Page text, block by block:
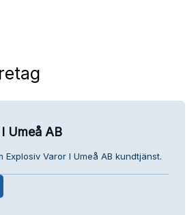
Umeå AB
Explosiv Varor I Umeå AB kundtjänst.